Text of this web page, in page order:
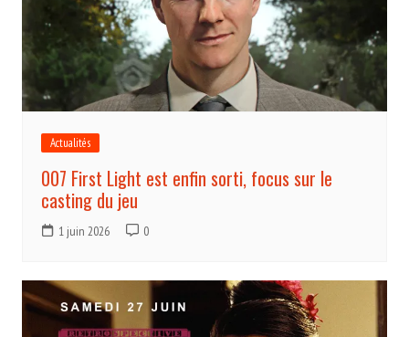
Actualités
007 First Light est enfin sorti, focus sur le
casting du jeu
1 juin 2026 0